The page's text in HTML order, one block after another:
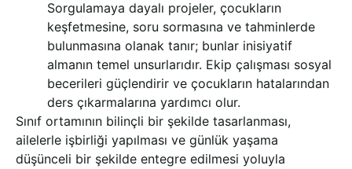
Sorgulamaya dayalı projeler, çocukların
keşfetmesine, soru sormasına ve tahminlerde
bulunmasına olanak tanır; bunlar inisiyatif
almanın temel unsurlarıdır. Ekip çalışması sosyal
becerileri güçlendirir ve çocukların hatalarından
ders çıkarmalarına yardımcı olur.
Sınıf ortamının bilinçli bir şekilde tasarlanması,
ailelerle işbirliği yapılması ve günlük yaşama
düşünceli bir şekilde entegre edilmesi yoluyla